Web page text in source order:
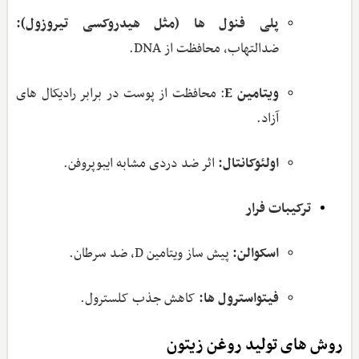
پلی ‌فنول‌ ها (مثل هیدروکسی ‌تیروزول):
ضدالتهاب، محافظت از DNA.
ویتامین E: محافظت از پوست در برابر رادیکال ‌های
آزاد.
اولئوکانتال: اثر ضد دردی مشابه ایبوپروفن.
ترکیبات فرار
اسکوالن: پیش‌‌ ساز ویتامین D، ضد سرطان.
فیتواسترول ‌ها: کاهش جذب کلسترول.
روش های تولید روغن زیتون